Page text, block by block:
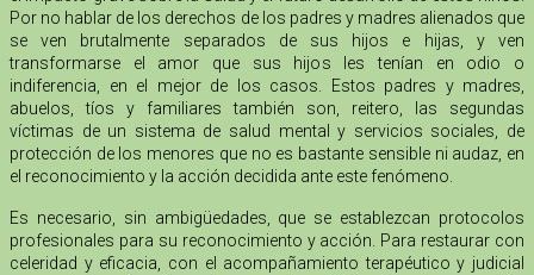
Por no hablar de los derechos de los padres y madres alienados que
se ven brutalmente separados de sus hijos e hijas, y ven
transformarse el amor que sus hijos les tenían en odio o
indiferencia, en el mejor de los casos. Estos padres y madres,
abuelos, tíos y familiares también son, reitero, las segundas
víctimas de un sistema de salud mental y servicios sociales, de
protección de los menores que no es bastante sensible ni audaz, en
el reconocimiento y la acción decidida ante este fenómeno.
Es necesario, sin ambigüedades, que se establezcan protocolos
profesionales para su reconocimiento y acción. Para restaurar con
celeridad y eficacia, con el acompañamiento terapéutico y judicial